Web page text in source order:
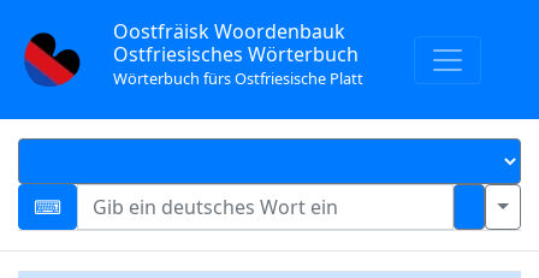
Oostfräisk Woordenbauk
Ostfriesisches Wörterbuch
Wörterbuch fürs Ostfriesische Platt